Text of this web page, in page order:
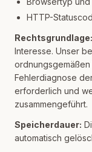
HTTP-
Rechtsgrundlage:
Interesse. Unser
Fehlerdiagnose
erforderlich und
zusammengeführt.
Speicherdauer:
automatisch